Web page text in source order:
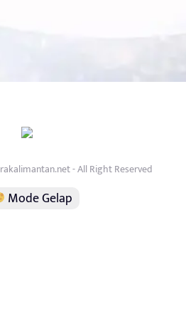
- All Right Reserved
Mode Gelap